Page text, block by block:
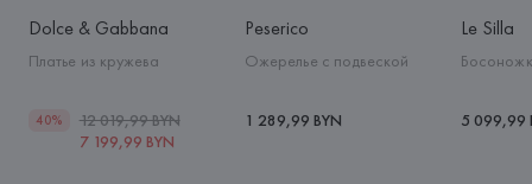
Dolce & Gabbana
Платье из кружева
40%
12 019,99 BYN
7 199,99 BYN
Peserico
Ожерелье с подвеской
1 289,99 BYN
Le Silla
5 099,99